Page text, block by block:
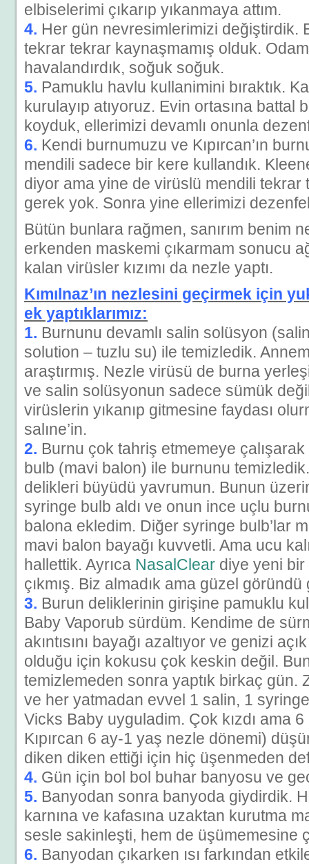
elbiselerimi çıkarıp yıkanmaya attım.
4. Her gün nevresimlerimizi değiştirdik.
tekrar tekrar kaynaşmamış olduk.
havalandırdık, soğuk soğuk.
5. Pamuklu havlu kullanimini bıraktık.
kurulayıp atıyoruz. Evin ortasına battal
koyduk, ellerimizi devamlı onunla
6. Kendi burnumuzu ve Kıpırcan’ın
mendili sadece bir kere kullandık.
diyor ama yine de virüslü mendili
gerek yok. Sonra yine ellerimizi
Bütün bunlara rağmen, sanırım benim
erkenden maskemi çıkarmam sonucu
kalan virüsler kızımı da nezle yaptı.
Kımılnaz’ın nezlesini geçirmek için
ek yaptıklarımız:
1. Burnunu devamlı salin solüsyon
solution – tuzlu su) ile temizledik.
araştırmış. Nezle virüsü de burna
ve salin solüsyonun sadece sümük
virüslerin yıkanıp gitmesine faydası
salıne’in.
2. Burnu çok tahriş etmemeye
bulb (mavi balon) ile burnunu
delikleri büyüdü yavrumun. Bunun
syringe bulb aldı ve onun ince uçlu
balona ekledim. Diğer syringe bulb’lar
mavi balon bayağı kuvvetli. Ama ucu
hallettik. Ayrıca NasalClear diye yeni
çıkmış. Biz almadık ama güzel
3. Burun deliklerinin girişine pamuklu
Baby Vaporub sürdüm. Kendime de
akıntısını bayağı azaltıyor ve genizi
olduğu için kokusu çok keskin değil.
temizlemeden sonra yaptık birkaç gün.
ve her yatmadan evvel 1 salin, 1
Vicks Baby uyguladim. Çok kızdı ama
Kıpırcan 6 ay-1 yaş nezle dönemi)
diken diken ettiği için hiç üşenmeden
4. Gün için bol bol buhar banyosu ve
5. Banyodan sonra banyoda giydirdik.
karnına ve kafasına uzaktan kurutma
sesle sakinleşti, hem de üşümemesine
6. Banyodan çıkarken ısı farkından